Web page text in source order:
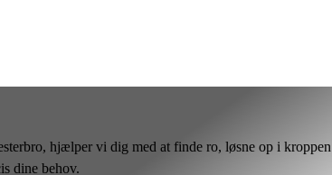
hjælper vi dig med at finde ro, løsne op i
dine behov.